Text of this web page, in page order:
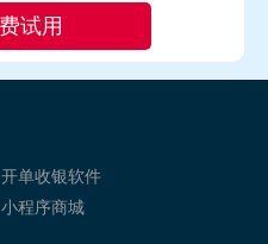
开单收银软件
小程序商城